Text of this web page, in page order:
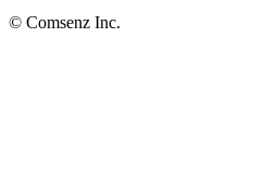
© Comsenz Inc.